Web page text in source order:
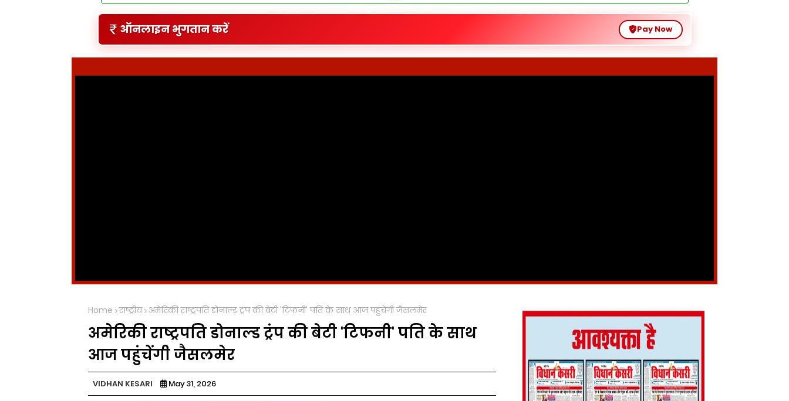
ऑनलाइन भुगतान करें Pay Now
Home राष्ट्रीय अमेरिकी राष्ट्रपति डोनाल्ड ट्रंप की बेटी 'टिफनी' पति के साथ आज पहुंचेंगी जैसलमेर
अमेरिकी राष्ट्रपति डोनाल्ड ट्रंप की बेटी 'टिफनी' पति के साथ
आज पहुंचेंगी जैसलमेर
VIDHAN KESARI May 31, 2026